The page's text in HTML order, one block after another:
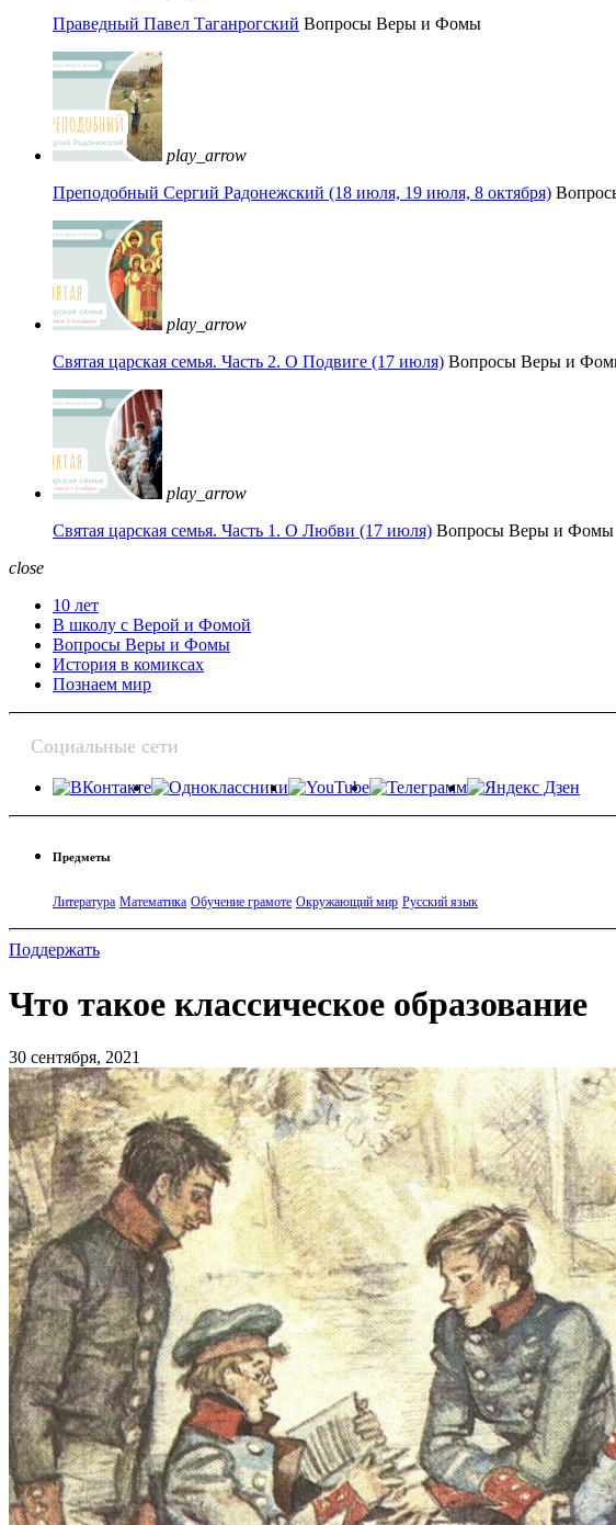
Праведный Павел Таганрогский Вопросы Веры и Фомы
play_arrow
Преподобный Сергий Радонежский (18 июля, 19 июля, 8 октября)
play_arrow
Святая царская семья. Часть 2. О Подвиге (17 июля) Вопросы Веры и
play_arrow
Святая царская семья. Часть 1. О Любви (17 июля) Вопросы Веры и Фомы
close
10 лет
В школу с Верой и Фомой
Вопросы Веры и Фомы
История в комиксах
Познаем мир
Социальные сети
Предметы
Литература Математика Обучение грамоте Окружающий мир Русский язык
Поддержать
Что такое классическое образование
30 сентября, 2021